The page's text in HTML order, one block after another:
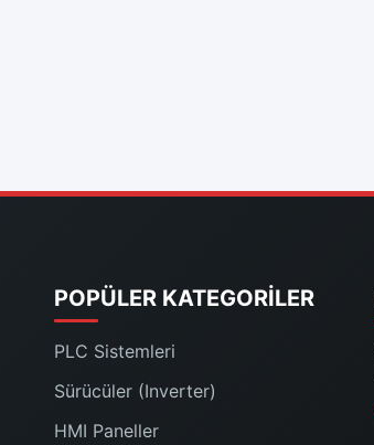
POPÜLER KATEGORILER
PLC Sistemleri
Sürücüler (Inverter)
HMI Paneller